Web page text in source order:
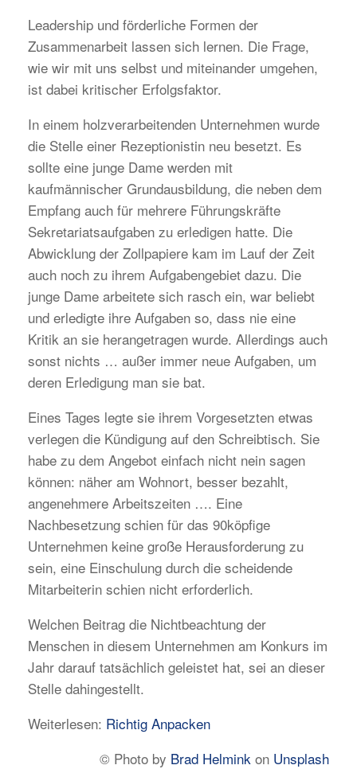
Leadership und förderliche Formen der
Zusammenarbeit lassen sich lernen. Die Frage,
wie wir mit uns selbst und miteinander umgehen,
ist dabei kritischer Erfolgsfaktor.
In einem holzverarbeitenden Unternehmen wurde
die Stelle einer Rezeptionistin neu besetzt. Es
sollte eine junge Dame werden mit
kaufmännischer Grundausbildung, die neben dem
Empfang auch für mehrere Führungskräfte
Sekretariatsaufgaben zu erledigen hatte. Die
Abwicklung der Zollpapiere kam im Lauf der Zeit
auch noch zu ihrem Aufgabengebiet dazu. Die
junge Dame arbeitete sich rasch ein, war beliebt
und erledigte ihre Aufgaben so, dass nie eine
Kritik an sie herangetragen wurde. Allerdings auch
sonst nichts … außer immer neue Aufgaben, um
deren Erledigung man sie bat.
Eines Tages legte sie ihrem Vorgesetzten etwas
verlegen die Kündigung auf den Schreibtisch. Sie
habe zu dem Angebot einfach nicht nein sagen
können: näher am Wohnort, besser bezahlt,
angenehmere Arbeitszeiten …. Eine
Nachbesetzung schien für das 90köpfige
Unternehmen keine große Herausforderung zu
sein, eine Einschulung durch die scheidende
Mitarbeiterin schien nicht erforderlich.
Welchen Beitrag die Nichtbeachtung der
Menschen in diesem Unternehmen am Konkurs im
Jahr darauf tatsächlich geleistet hat, sei an dieser
Stelle dahingestellt.
Weiterlesen: Richtig Anpacken
© Photo by Brad Helmink on Unsplash